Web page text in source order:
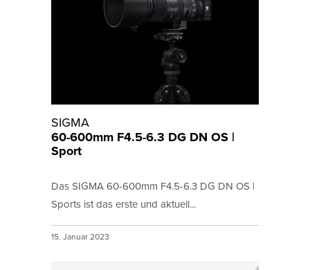
SIGMA
60-600mm F4.5-6.3 DG DN OS |
Sport
Das SIGMA 60-600mm F4.5-6.3 DG DN OS |
Sports ist das erste und aktuell...
15. Januar 2023